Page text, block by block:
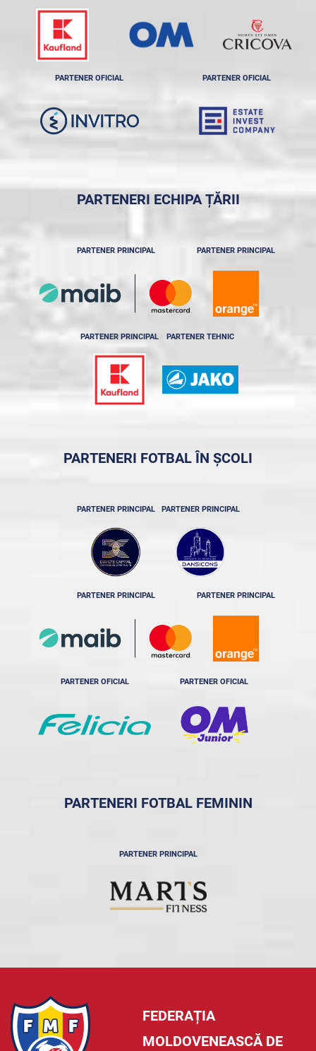
PARTENER OFICIAL PARTENER OFICIAL
PARTENERI ECHIPA ȚĂRII
PARTENER PRINCIPAL PARTENER PRINCIPAL
PARTENER PRINCIPAL PARTENER TEHNIC
PARTENERI FOTBAL ÎN ȘCOLI
PARTENER PRINCIPAL PARTENER PRINCIPAL
PARTENER PRINCIPAL PARTENER PRINCIPAL
PARTENER OFICIAL PARTENER OFICIAL
PARTENERI FOTBAL FEMININ
PARTENER PRINCIPAL
FEDERAȚIA
MOLDOVENEASCĂ DE